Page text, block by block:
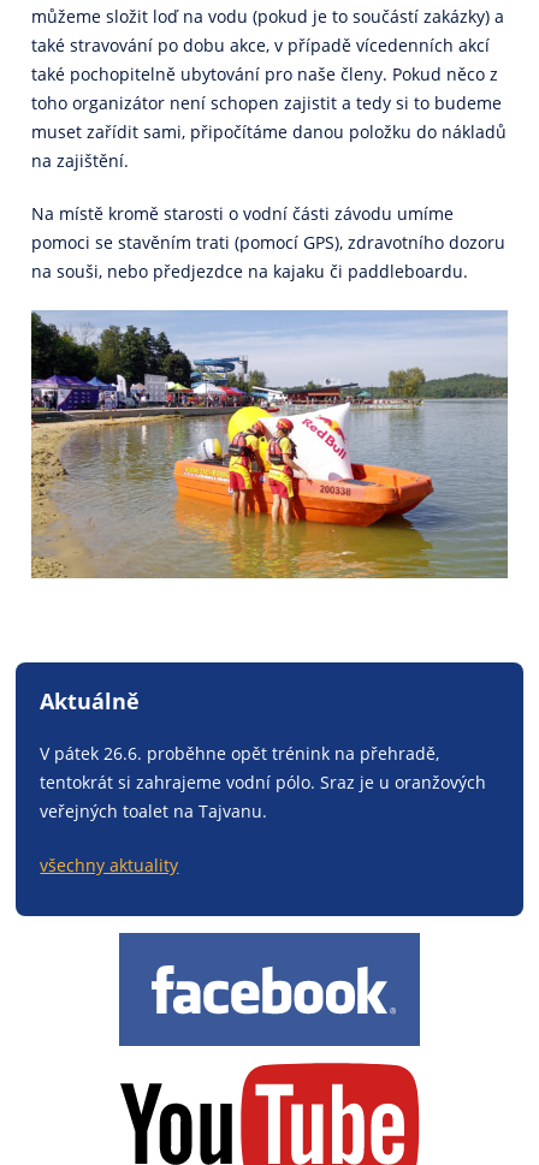
můžeme složit loď na vodu (pokud je to součástí zakázky) a
také stravování po dobu akce, v případě vícedenních akcí
také pochopitelně ubytování pro naše členy. Pokud něco z
toho organizátor není schopen zajistit a tedy si to budeme
muset zařídit sami, připočítáme danou položku do nákladů
na zajištění.
Na místě kromě starosti o vodní části závodu umíme
pomoci se stavěním trati (pomocí GPS), zdravotního dozoru
na souši, nebo předjezdce na kajaku či paddleboardu.
Aktuálně
V pátek 26.6. proběhne opět trénink na přehradě,
tentokrát si zahrajeme vodní pólo. Sraz je u oranžových
veřejných toalet na Tajvanu.
všechny aktuality